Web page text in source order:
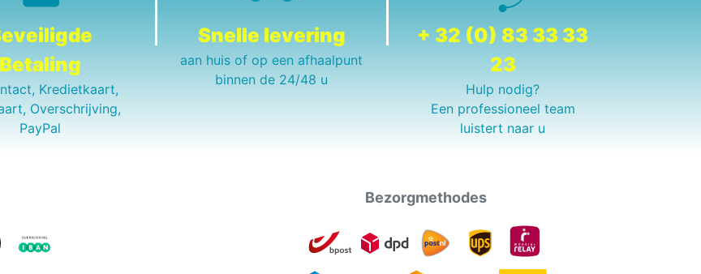
Betaling
Kredietkaart,
Overschrijving,
PayPal
Snelle levering
aan huis of op een afhaalpunt
binnen de 24/48 u
+ 32 (0) 83 33 33
23
Hulp nodig?
Een professioneel team
luistert naar u
Bezorgmethodes